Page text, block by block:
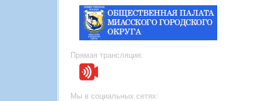
Прямая трансляция:
Мы в социальных сетях: